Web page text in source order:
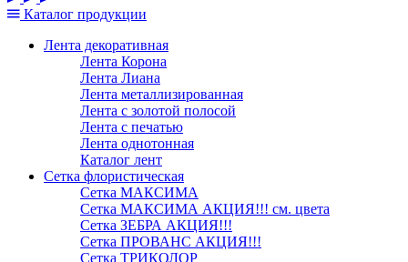
Каталог продукции
Лента декоративная
Лента Корона
Лента Лиана
Лента металлизированная
Лента с золотой полосой
Лента с печатью
Лента однотонная
Каталог лент
Сетка флористическая
Сетка МАКСИМА
Сетка МАКСИМА АКЦИЯ!!! см. цвета
Сетка ЗЕБРА АКЦИЯ!!!
Сетка ПРОВАНС АКЦИЯ!!!
Сетка ТРИКОЛОР